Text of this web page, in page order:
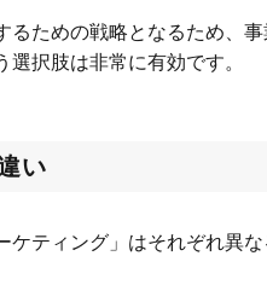
ための戦略となるため、
択肢は非常に有効です。
い
ティング」はそれぞれ異